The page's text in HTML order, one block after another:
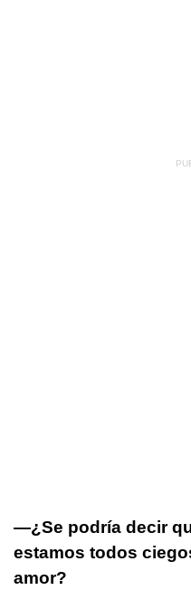
—¿Se podría decir
estamos todos
amor?